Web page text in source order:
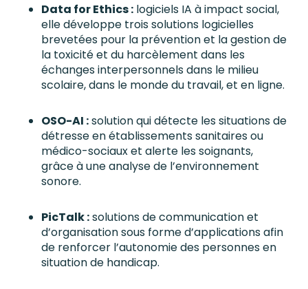
Data for Ethics : logiciels IA à impact social,
elle développe trois solutions logicielles
brevetées pour la prévention et la gestion de
la toxicité et du harcèlement dans les
échanges interpersonnels dans le milieu
scolaire, dans le monde du travail, et en ligne.
OSO-AI :solution qui détecte les situations de
détresse en établissements sanitaires ou
médico-sociaux et alerte les soignants,
grâce à une analyse de l’environnement
sonore.
PicTalk :solutions de communication et
d’organisation sous forme d’applications afin
de renforcer l’autonomie des personnes en
situation de handicap.